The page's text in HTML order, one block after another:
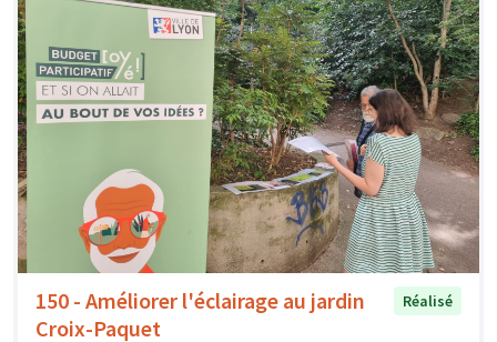
150 - Améliorer l'éclairage au jardin
Croix-Paquet
Réalisé